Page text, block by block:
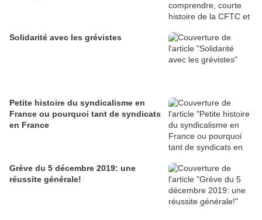
Solidarité avec les grévistes
Petite histoire du syndicalisme en
France ou pourquoi tant de syndicats
en France
Grève du 5 décembre 2019: une
réussite générale!